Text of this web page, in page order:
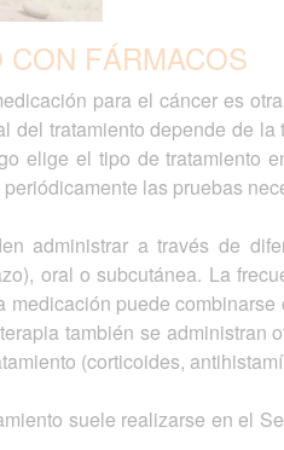
CON FÁRMACOS
para el cáncer es
del tratamiento depende de
elige el tipo de tratamiento
las pruebas
administrar a través de
oral o subcutánea. La
medicación puede
también se administran
(corticoides,
suele realizarse en el